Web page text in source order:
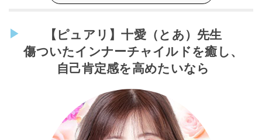
【ピュアリ】十愛（とあ）先生
傷ついたインナーチャイルドを癒し、
自己肯定感を高めたいなら